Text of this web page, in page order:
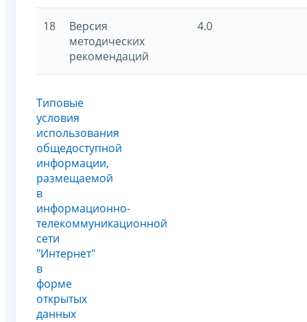
18
Версия
методических
рекомендаций
4.0
Типовые
условия
использования
общедоступной
информации,
размещаемой
в
информационно-
телекоммуникационной
сети
"Интернет"
в
форме
открытых
данных